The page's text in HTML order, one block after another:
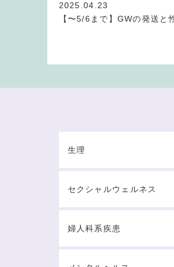
2025.04.23
【〜5/6まで】GWの発送と
生理
セクシャルウェルネス
婦人科系疾患